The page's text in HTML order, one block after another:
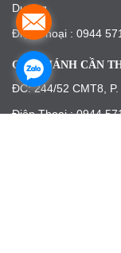
Dương
Điện Thoại : 0944
CHI NHÁNH CẦN
ĐC: 244/52 CMT8,
Điện Thoại : 0944